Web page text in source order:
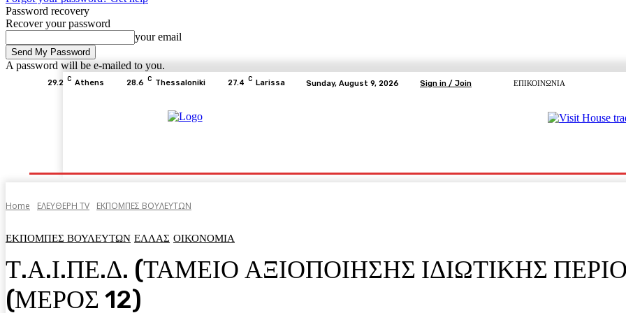
Password recovery
Recover your password
your email
A password will be e-mailed to you.
29.2 C Athens 28.6 C Thessaloniki 27.4 C Larissa Sunday, August 9, 2026 Sign in / Join ΕΠΙΚΟΙΝΩΝΙΑ
Home ΕΛΕΥΘΕΡΗ ΤV ΕΚΠΟΜΠΕΣ ΒΟΥΛΕΥΤΩΝ
ΕΚΠΟΜΠΕΣ ΒΟΥΛΕΥΤΩΝ ΕΛΛΑΣ ΟΙΚΟΝΟΜΙΑ
Τ.Α.Ι.ΠΕ.Δ. (ΤΑΜΕΙΟ ΑΞΙΟΠΟΙΗΣΗΣ ΙΔΙΩΤΙΚΗΣ
(ΜΕΡΟΣ 12)